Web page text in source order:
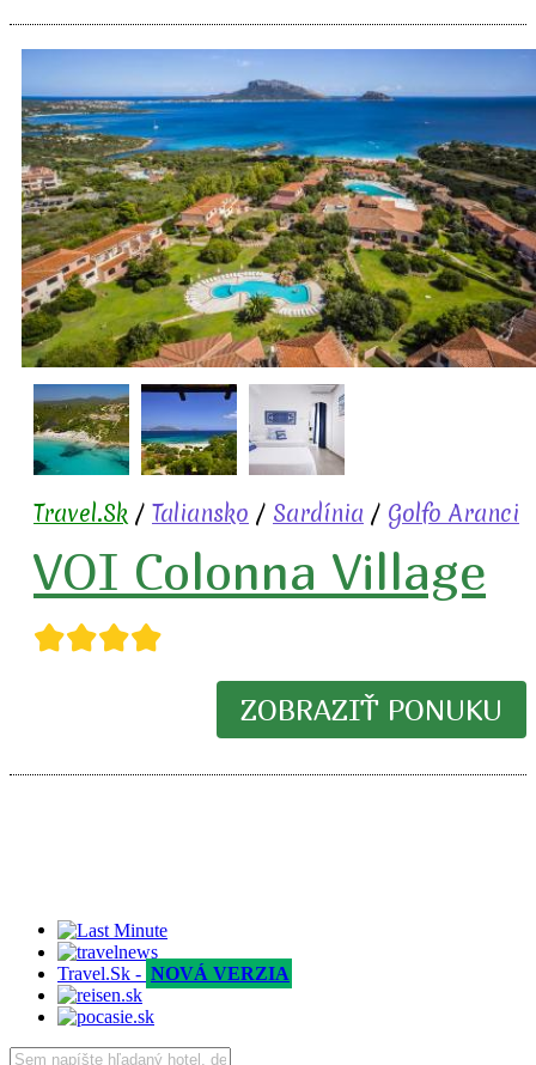
Travel.Sk / Taliansko / Sardínia / Golfo Aranci
VOI Colonna Village
★★★★
ZOBRAZIŤ PONUKU
Travel.Sk - NOVÁ VERZIA